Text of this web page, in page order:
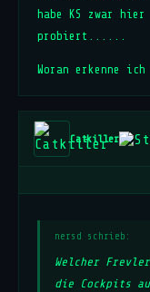
habe KS zwar
probiert......
Woran erkenne ich
Catkiller
nersd schrieb:
Welcher
die Cockpits